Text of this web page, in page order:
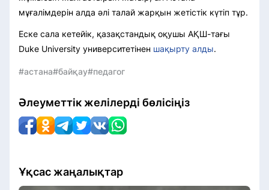
мұғалімдерін алда әлі талай жарқын жетістік күтіп тұр.
Еске сала кетейік, қазақстандық оқушы АҚШ-тағы
Duke University университетінен шақырту алды.
#астана#байқау#педагог
Әлеуметтік желілерді бөлісіңіз
Ұқсас жаңалықтар